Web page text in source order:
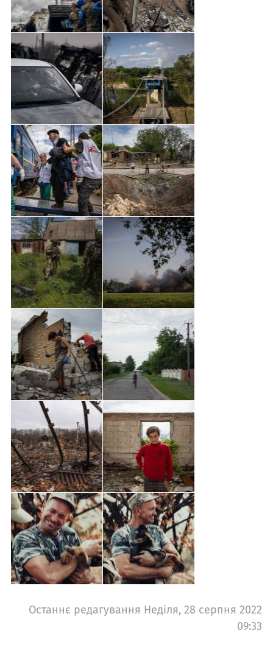
Останнє редагування Неділя, 28 серпня 2022
09:33